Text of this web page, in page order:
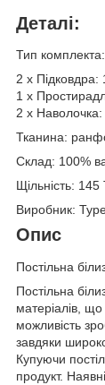
Деталі:
Тип
2 х
1 х
2 х
Тканина:
Склад: 100%
Щільність:
Виробник:
Опис
Постільна
Постільна
матеріалів,
можливість
завдяки
Купуючи
продукт.